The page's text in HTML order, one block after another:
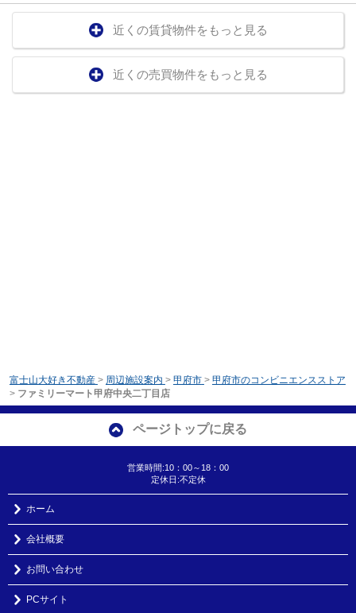
近くの賃貸物件をもっと見る
近くの売買物件をもっと見る
富士山大好き不動産 > 周辺施設案内 > 甲府市 > 甲府市のコンビニエンスストア
> ファミリーマート甲府中央二丁目店
ページトップに戻る
営業時間:10：00～18：00
定休日:不定休
ホーム
会社概要
お問い合わせ
PCサイト